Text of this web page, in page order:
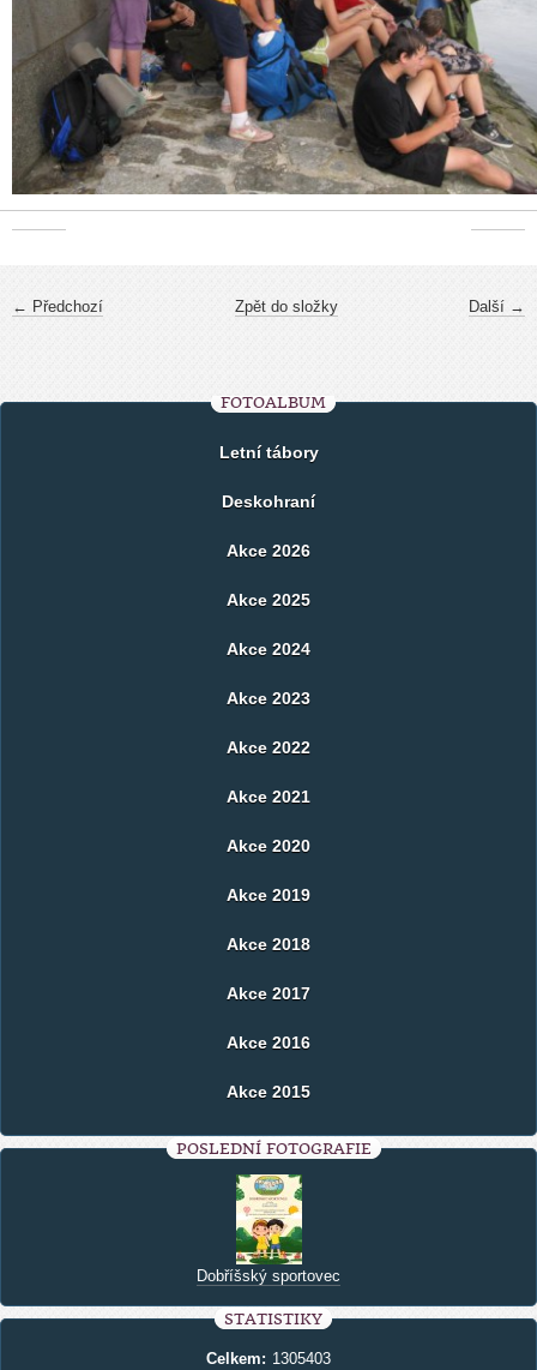
← Předchozí Další →
Zpět do složky
FOTOALBUM
Letní tábory
Deskohraní
Akce 2026
Akce 2025
Akce 2024
Akce 2023
Akce 2022
Akce 2021
Akce 2020
Akce 2019
Akce 2018
Akce 2017
Akce 2016
Akce 2015
POSLEDNÍ FOTOGRAFIE
Dobříšský sportovec
STATISTIKY
Celkem: 1305403